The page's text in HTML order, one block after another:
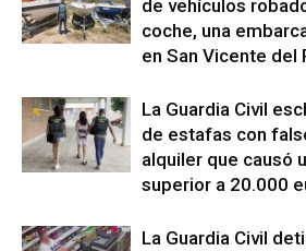
de vehículos
coche, una
en San Vicente del
La Guardia Civil
de estafas con
alquiler que causó
superior a 20.000
La Guardia Civil